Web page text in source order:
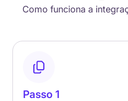
Como funciona a
Passo 1